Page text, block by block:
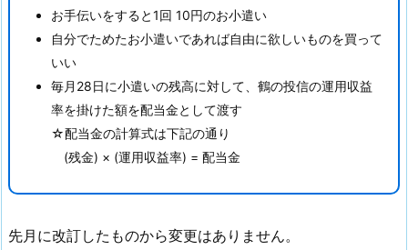
遣
い
と
配
当
金
ー
お手伝いをすると1回 10円のお小遣い
自分でためたお小遣いであれば自由に欲しいものを買って
いい
毎月28日に小遣いの残高に対して、鶴の投信の運用収益
率を掛けた額を配当金として渡す
☆配当金の計算式は下記の通り
(残金) × (運用収益率) = 配当金
先月に改訂したものから変更はありません。